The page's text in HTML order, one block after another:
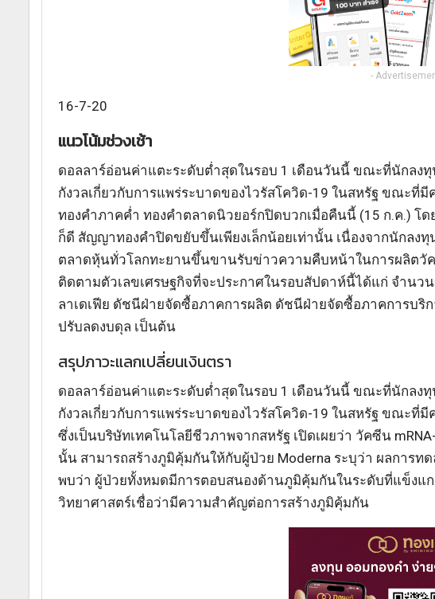
-
16-7-20
แนวโน้มช่วงเช้า
ดอลลาร์อ่อนค่าแตะระดับต่ำสุดในรอบ 1 เดือนวันนี้ ขณะที่นักลง
กังวลเกี่ยวกับการแพร่ระบาดของไวรัสโควิด-19 ในสหรัฐ ขณะ
ทองคำภาคค่ำ ทองคำตลาดนิวยอร์กปิดบวกเมื่อคืนนี้ (15 ก.ค.) โ
ก็ดี สัญญาทองคำปิดขยับขึ้นเพียงเล็กน้อยเท่านั้น เนื่องจากนักลง
ตลาดหุ้นทั่วโลกทะยานขึ้นขานรับข่าวความคืบหน้าในการผลิตวั
ติดตามตัวเลขเศรษฐกิจที่จะประกาศในรอบสัปดาห์นี้ได้แก่ จำนว
ลาเดเฟีย ดัชนีฝ่ายจัดซื้อภาคการผลิต ดัชนีฝ่ายจัดซื้อภาคการบริ
ปรับลดงบดุล เป็นต้น
สรุปภาวะแลกเปลี่ยนเงินตรา
ดอลลาร์อ่อนค่าแตะระดับต่ำสุดในรอบ 1 เดือนวันนี้ ขณะที่นักลง
กังวลเกี่ยวกับการแพร่ระบาดของไวรัสโควิด-19 ในสหรัฐ ขณะ
ซึ่งเป็นบริษัทเทคโนโลยีชีวภาพจากสหรัฐ เปิดเผยว่า วัคซีน
นั้น สามารถสร้างภูมิคุ้มกันให้กับผู้ป่วย Moderna ระบุว่า ผลการ
พบว่า ผู้ป่วยทั้งหมดมีการตอบสนองด้านภูมิคุ้มกันในระดับที่แข็งแ
วิทยาศาสตร์เชื่อว่ามีความสำคัญต่อการสร้างภูมิคุ้มกัน